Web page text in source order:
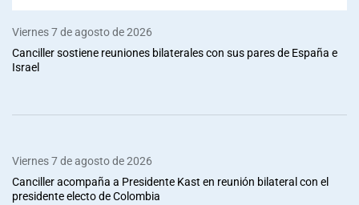
Viernes 7 de agosto de 2026
Canciller sostiene reuniones bilaterales con sus pares de España e
Israel
Viernes 7 de agosto de 2026
Canciller acompaña a Presidente Kast en reunión bilateral con el
presidente electo de Colombia